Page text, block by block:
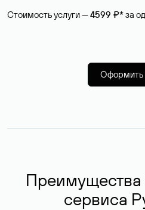
Стоимость услуги —4599 ₽*за
Оформить
Преимущества
сервиса